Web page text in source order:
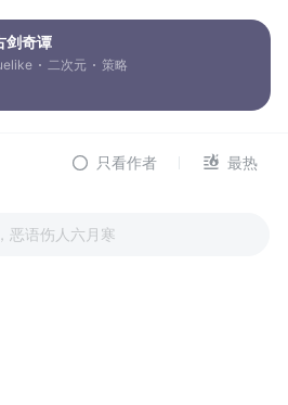
奇谭
二次元
策略
只看作者 最热
恶语伤人六月寒